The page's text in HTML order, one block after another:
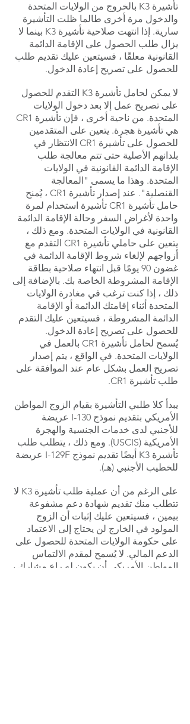
تأشيرة K3 بالخروج من الولايات المتحدة
والدخول مرة أخرى طالما ظلت التأشيرة
سارية. إذا انتهت صلاحية تأشيرة K3 بينما لا
يزال طلب الحصول على الإقامة الدائمة
القانونية معلقًا ، فسيتعين عليك تقديم طلب
للحصول على تصريح إعادة الدخول.
لا يمكن لحامل تأشيرة K3 التقدم للحصول
على تصريح عمل إلا بعد دخول الولايات
المتحدة. من ناحية أخرى ، فإن تأشيرة CR1
هي تأشيرة هجرة. يتعين على المتقدمين
للحصول على تأشيرة CR1 الانتظار في
بلدانهم الأصلية حتى تتم معالجة طلب
الإقامة الدائمة القانونية في الولايات
المتحدة. وهذا ما يسمى "المعالجة
القنصلية". عند إصدار تأشيرة CR1 ، يُمنح
حامل تأشيرة CR1 تأشيرة استخدام لمرة
واحدة لأغراض السفر وحالة الإقامة الدائمة
القانونية في الولايات المتحدة. ومع ذلك ،
يتعين على حاملي تأشيرة CR1 التقدم مع
أزواجهم لإلغاء شروط الإقامة الدائمة في
غضون 90 يومًا قبل انتهاء صلاحية بطاقة
الإقامة المشروطة الخاصة بك. بالإضافة إلى
ذلك ، إذا كنت ترغب في مغادرة الولايات
المتحدة أثناء إقامتك الدائمة أو الإقامة
الدائمة المشروطة ، فسيتعين عليك التقدم
للحصول على تصريح إعادة الدخول.
يُسمح لحامل تأشيرة CR1 بالعمل في
الولايات المتحدة. في الواقع ، يتم إصدار
تصريح العمل بشكل عام عند الموافقة على
طلب تأشيرة CR1.
يبدأ كلا طلبي التأشيرة بقيام الزوج المواطن
الأمريكي بتقديم نموذج I-130 عريضة
للأجنبي لدى خدمات الجنسية والهجرة
الأمريكية (USCIS). ومع ذلك ، يتطلب طلب
تأشيرة K3 أيضًا تقديم نموذج I-129F عريضة
للخطيب الأجنبي (هـ).
على الرغم من أن عملية طلب تأشيرة K3 لا
تتطلب منك تقديم شهادة دعم مشفوعة
بيمين ، فسيتعين عليك إثبات أن الزوج
المولود في الخارج لن يحتاج إلى الاعتماد
على حكومة الولايات المتحدة للحصول على
الدعم المالي. لا يُسمح لمقدم الالتماس
المواطن الأمريكي أن يكون له راعٍ مشارك ،